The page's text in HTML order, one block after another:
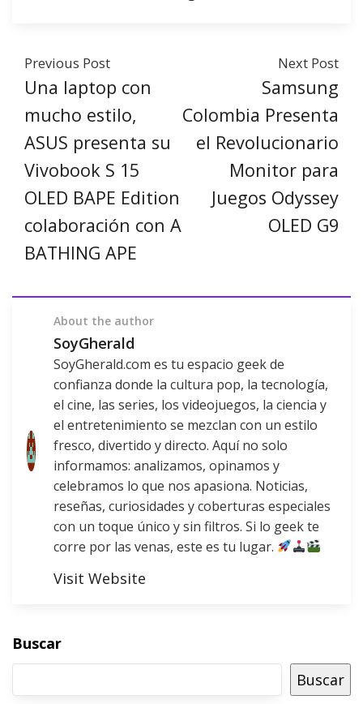
Previous Post
Una laptop con
mucho estilo,
ASUS presenta su
Vivobook S 15
OLED BAPE Edition
colaboración con A
BATHING APE
Next Post
Samsung
Colombia Presenta
el Revolucionario
Monitor para
Juegos Odyssey
OLED G9
About the author
SoyGherald
SoyGherald.com es tu espacio geek de
confianza donde la cultura pop, la tecnología,
el cine, las series, los videojuegos, la ciencia y
el entretenimiento se mezclan con un estilo
fresco, divertido y directo. Aquí no solo
informamos: analizamos, opinamos y
celebramos lo que nos apasiona. Noticias,
reseñas, curiosidades y coberturas especiales
con un toque único y sin filtros. Si lo geek te
corre por las venas, este es tu lugar.
Visit Website
Buscar
Buscar